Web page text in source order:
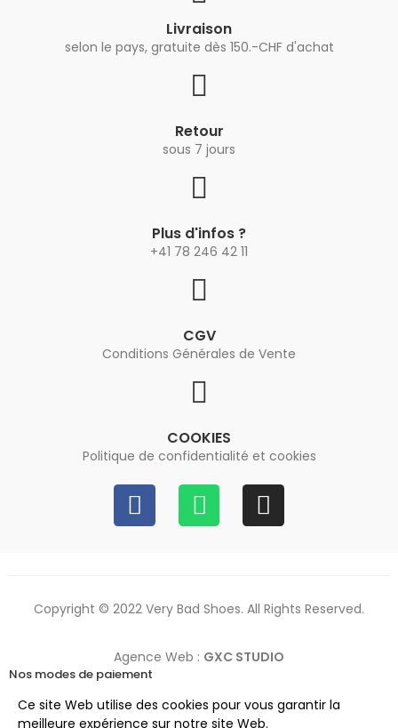
Livraison
selon le pays, gratuite dès 150.-CHF d'achat
Retour
sous 7 jours
Plus d'infos ?
+41 78 246 42 11
CGV
Conditions Générales de Vente
COOKIES
Politique de confidentialité et cookies
Copyright © 2022 Very Bad Shoes. All Rights Reserved.
Agence Web : GXC STUDIO
Nos modes de paiement
Ce site Web utilise des cookies pour vous garantir la
meilleure expérience sur notre site Web.